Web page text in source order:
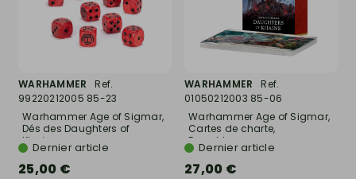
WARHAMMER
Ref.
99220212005 85-23
Warhammer Age of Sigmar,
Dés des Daughters of
Khaine...
Dernier article
25,00 €
WARHAMMER
Ref.
01050212003 85-06
Warhammer Age of Sigmar,
Cartes de charte,
Daughters...
Dernier article
27,00 €